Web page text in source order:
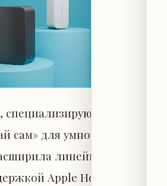
на
сам» для умной домашней
линейку
Apple Home двумя